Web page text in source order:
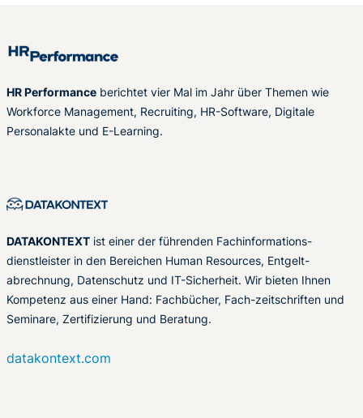
HR Performance berichtet vier Mal im Jahr über Themen wie
Workforce Management, Recruiting, HR-Software, Digitale
Personalakte und E-Learning.
DATAKONTEXT ist einer der führenden Fachinformations-
dienstleister in den Bereichen Human Resources, Entgelt-
abrechnung, Datenschutz und IT-Sicherheit. Wir bieten Ihnen
Kompetenz aus einer Hand: Fachbücher, Fach-zeitschriften und
Seminare, Zertifizierung und Beratung.
datakontext.com